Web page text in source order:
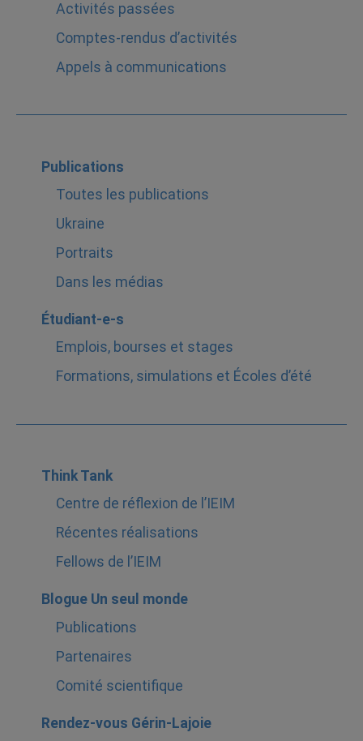
Activités passées
Comptes-rendus d’activités
Appels à communications
Publications
Toutes les publications
Ukraine
Portraits
Dans les médias
Étudiant-e-s
Emplois, bourses et stages
Formations, simulations et Écoles d’été
Think Tank
Centre de réflexion de l’IEIM
Récentes réalisations
Fellows de l’IEIM
Blogue Un seul monde
Publications
Partenaires
Comité scientifique
Rendez-vous Gérin-Lajoie